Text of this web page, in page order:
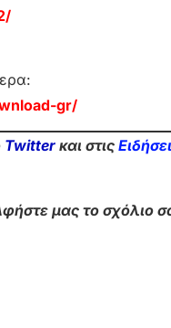
gr/
Twitter και στις
μας το σχόλιο